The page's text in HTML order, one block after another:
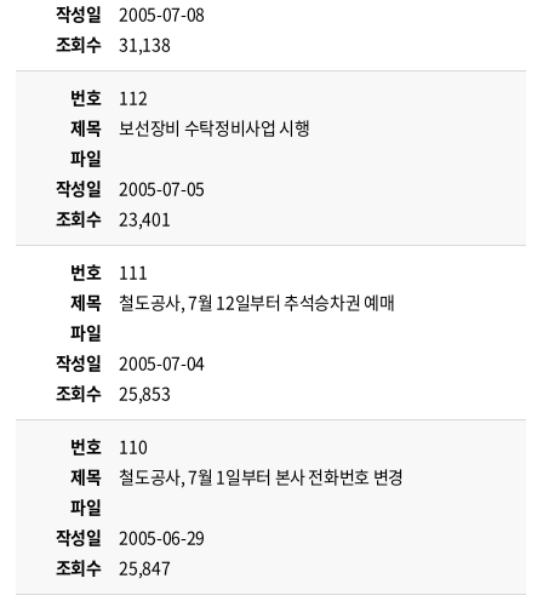
작성일
2005-07-08
조회수
31,138
번호
112
제목
보선장비 수탁정비사업 시행
파일
작성일
2005-07-05
조회수
23,401
번호
111
제목
철도공사, 7월 12일부터 추석승차권 예매
파일
작성일
2005-07-04
조회수
25,853
번호
110
제목
철도공사, 7월 1일부터 본사 전화번호 변경
파일
작성일
2005-06-29
조회수
25,847